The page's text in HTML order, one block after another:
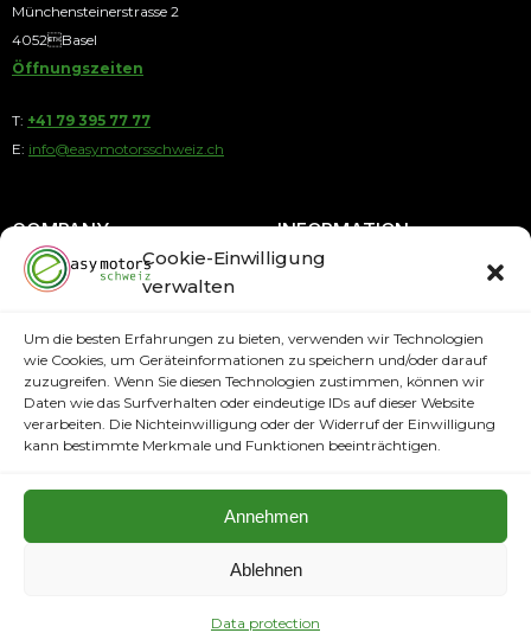
Cookie-Einwilligung
verwalten
Um die besten Erfahrungen zu bieten, verwenden wir Technologien
wie Cookies, um Geräteinformationen zu speichern und/oder darauf
zuzugreifen. Wenn Sie diesen Technologien zustimmen, können wir
Daten wie das Surfverhalten oder eindeutige IDs auf dieser Website
verarbeiten. Die Nichteinwilligung oder der Widerruf der Einwilligung
kann bestimmte Merkmale und Funktionen beeinträchtigen.
Annehmen
Ablehnen
Data protection
Münchensteinerstrasse 2
4052Basel
Öffnungszeiten
T: +41 79 395 77 77
E: info@easymotorsschweiz.ch
COMPANY
About us
Terms and Conditions
Imprint
INFORMATION
Shipping Information
PAYMENT METHODS
Copyright © 2024. All rights reserved easymotorsschweiz.ch